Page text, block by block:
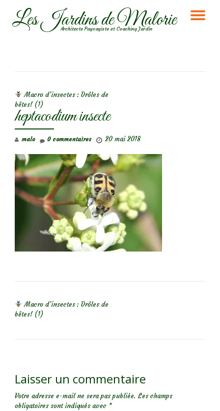
AllerLes Jardins de Malorie
Architecte Paysagiste et Coaching Jardin
Macro d’insectes : Drôles de
bêtes! (1)
heptacodium insecte
malo 20 mai 2018
0 commentaires
Macro d’insectes : Drôles de
bêtes! (1)
Laisser un commentaire
Votre adresse e-mail ne sera pas publiée. Les champs
obligatoires sont indiqués avec *